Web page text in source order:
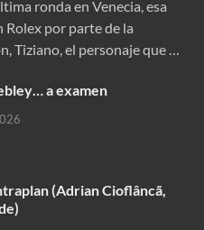
ronda en Venecia, esa
Rolex por parte de la
Tiziano, el personaje que …
a examen
(Adrian Cioflâncã,